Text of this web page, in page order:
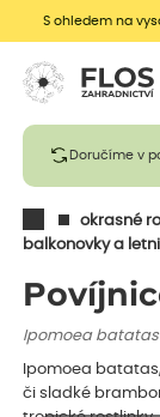
S ohledem na
Doručíme v
okrasné
balkonovky a
Ipomoea batatas
Ipomoea
či sladké